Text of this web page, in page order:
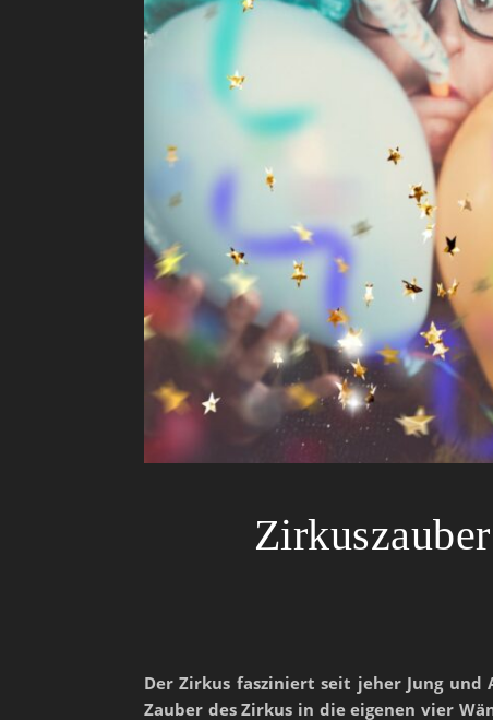
Der Zirkus fasziniert seit jeher Jung
Zauber des Zirkus in die eigenen vier